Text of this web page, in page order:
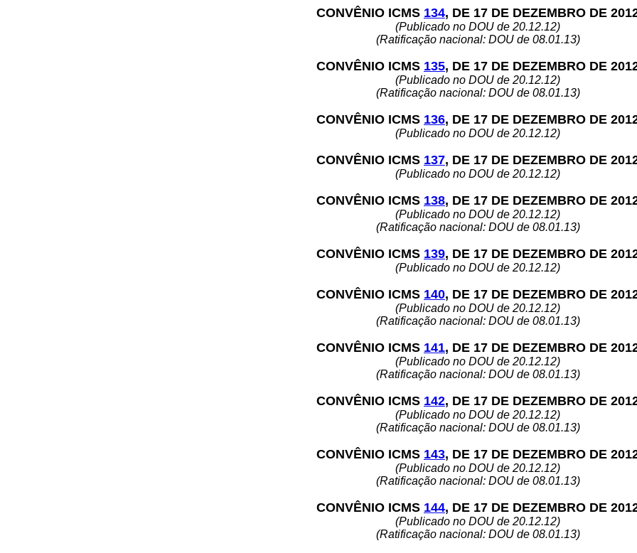
CONVÊNIO ICMS 134, DE 17 DE DEZEMBRO DE
(Publicado no DOU de 20.12.12)
(Ratificação nacional: DOU de 08.01.13)
CONVÊNIO ICMS 135, DE 17 DE DEZEMBRO DE
(Publicado no DOU de 20.12.12)
(Ratificação nacional: DOU de 08.01.13)
CONVÊNIO ICMS 136, DE 17 DE DEZEMBRO DE
(Publicado no DOU de 20.12.12)
CONVÊNIO ICMS 137, DE 17 DE DEZEMBRO DE
(Publicado no DOU de 20.12.12)
CONVÊNIO ICMS 138, DE 17 DE DEZEMBRO DE
(Publicado no DOU de 20.12.12)
(Ratificação nacional: DOU de 08.01.13)
CONVÊNIO ICMS 139, DE 17 DE DEZEMBRO DE
(Publicado no DOU de 20.12.12)
CONVÊNIO ICMS 140, DE 17 DE DEZEMBRO DE
(Publicado no DOU de 20.12.12)
(Ratificação nacional: DOU de 08.01.13)
CONVÊNIO ICMS 141, DE 17 DE DEZEMBRO DE
(Publicado no DOU de 20.12.12)
(Ratificação nacional: DOU de 08.01.13)
CONVÊNIO ICMS 142, DE 17 DE DEZEMBRO DE
(Publicado no DOU de 20.12.12)
(Ratificação nacional: DOU de 08.01.13)
CONVÊNIO ICMS 143, DE 17 DE DEZEMBRO DE
(Publicado no DOU de 20.12.12)
(Ratificação nacional: DOU de 08.01.13)
CONVÊNIO ICMS 144, DE 17 DE DEZEMBRO DE
(Publicado no DOU de 20.12.12)
(Ratificação nacional: DOU de 08.01.13)